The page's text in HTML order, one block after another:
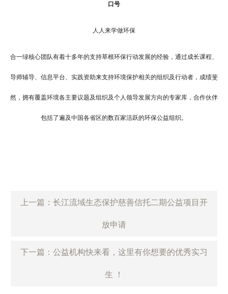
口号
人人来学做环保
合一绿核心团队有着十多年的支持草根环保行动发展的经验，通过成长课程、
导师辅导、信息平台、实践资助来支持环境保护相关的组织及行动者，成绩斐
然，拥有覆盖环境各主要议题及组织及个人领导发展方向的专家库，合作伙伴
包括了遍及中国各省区的数百家活跃的环保公益组织。
上一篇：长江流域生态保护慈善信托二期公益项目开
放申请
下一篇：公益机构快来看，这里有你想要的优秀实习
生 ！